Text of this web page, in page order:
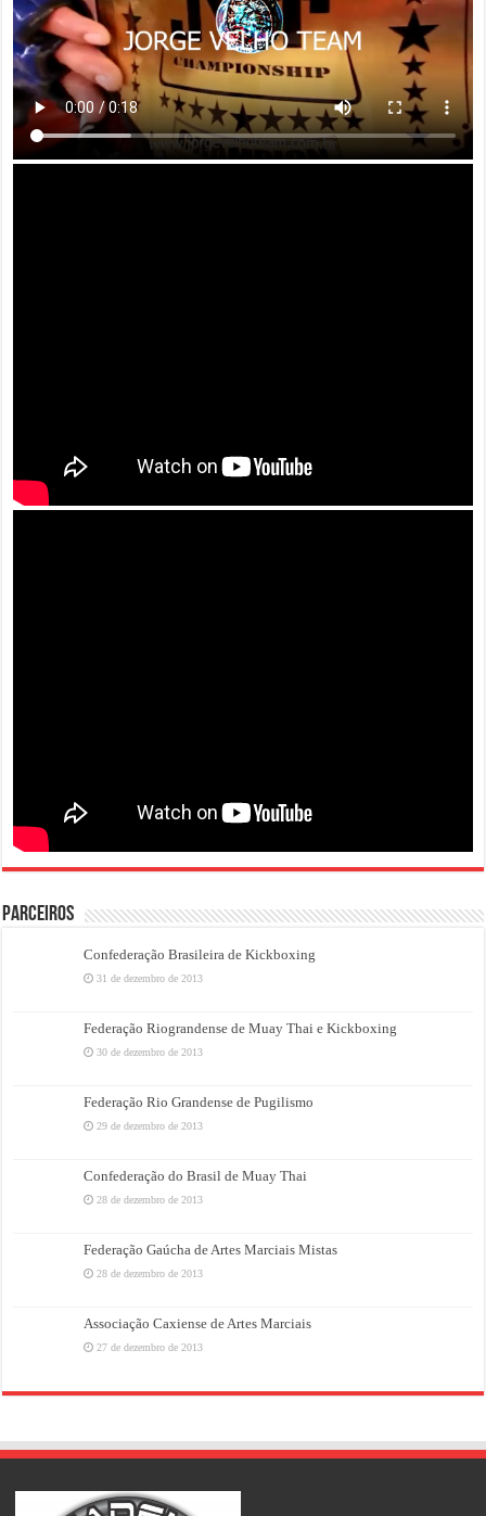
PARCEIROS
Confederação Brasileira de Kickboxing
31 de dezembro de 2013
Federação Riograndense de Muay Thai e Kickboxing
30 de dezembro de 2013
Federação Rio Grandense de Pugilismo
29 de dezembro de 2013
Confederação do Brasil de Muay Thai
28 de dezembro de 2013
Federação Gaúcha de Artes Marciais Mistas
28 de dezembro de 2013
Associação Caxiense de Artes Marciais
27 de dezembro de 2013